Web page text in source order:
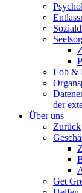
Lob &
der
Über uns
Zurück
Get